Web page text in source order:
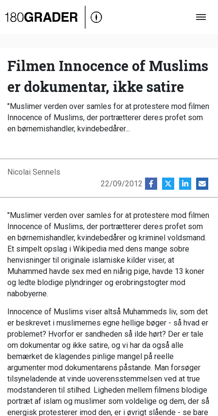
Oversigt
Debat
Video
Podcast
Filmen Innocence of Muslims
er dokumentar, ikke satire
"Muslimer verden over samles for at protestere mod filmen
Innocence of Muslims, der portrætterer deres profet som
en børnemishandler, kvindebedårer...
Nicolai Sennels
22/09/2012
"Muslimer verden over samles for at protestere mod filmen
Innocence of Muslims, der portrætterer deres profet som
en børnemishandler, kvindebedårer og kriminel voldsmand.
Et simpelt opslag i Wikipedia med dens mange sobre
henvisninger til originale islamiske kilder viser, at
Muhammed havde sex med en niårig pige, havde 13 koner
og ledte blodige plyndringer og erobringstogter mod
nabobyerne.
Innocence of Muslims viser altså Muhammeds liv, som det
er beskrevet i muslimernes egne hellige bøger - så hvad er
problemet? Hvorfor er sandheden så ilde hørt? Der er tale
om dokumentar og ikke satire, og vi har da også alle
bemærket de klagendes pinlige mangel på reelle
argumenter mod dokumentarens påstande. Man forsøger
tilsyneladende at vinde uoverensstemmelsen ved at true
modstanderen til stilhed. Ligheden mellem filmens blodige
portræt af islam og muslimer som voldelige og dem, der så
energisk protesterer imod den, er i øvrigt slående - se bare